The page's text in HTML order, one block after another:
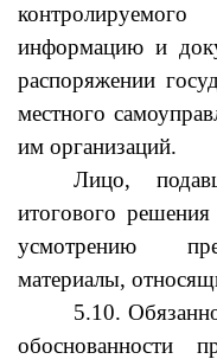
информацию и
распоряжении
местного
им организаций.
Лицо,
итогового
усмотрению
материалы,
5.10.
обоснованности